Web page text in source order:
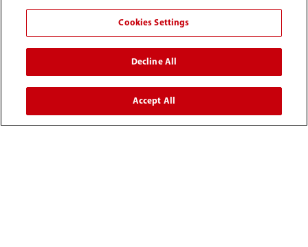
媒体中心
人才招聘
关于我们
Cookies Settings
Decline All
Accept All